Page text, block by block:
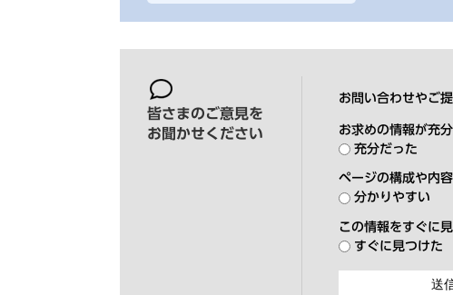
皆さまのご意見を
お聞かせください
お問い合わせやご
お求めの情報が充
充分だった
ページの構成や内
分かりやすい
この情報をすぐに
すぐに見つけた